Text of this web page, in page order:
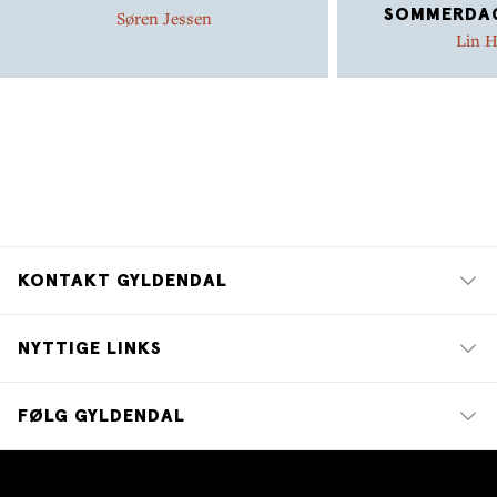
Søren Jessen
Lin
KONTAKT GYLDENDAL
NYTTIGE LINKS
FØLG GYLDENDAL